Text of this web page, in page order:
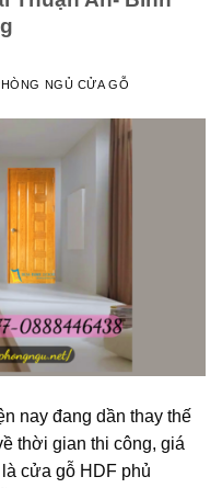
NGỦ CỬA GỖ
nay đang dần thay thế
thời gian thi công, giá
cửa gỗ HDF phủ